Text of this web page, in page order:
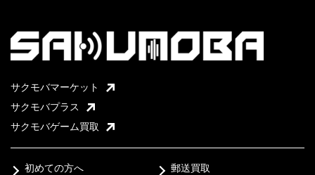
サクモバマーケット
サクモバプラス
サクモバゲーム買取
初めての方へ
郵送買取